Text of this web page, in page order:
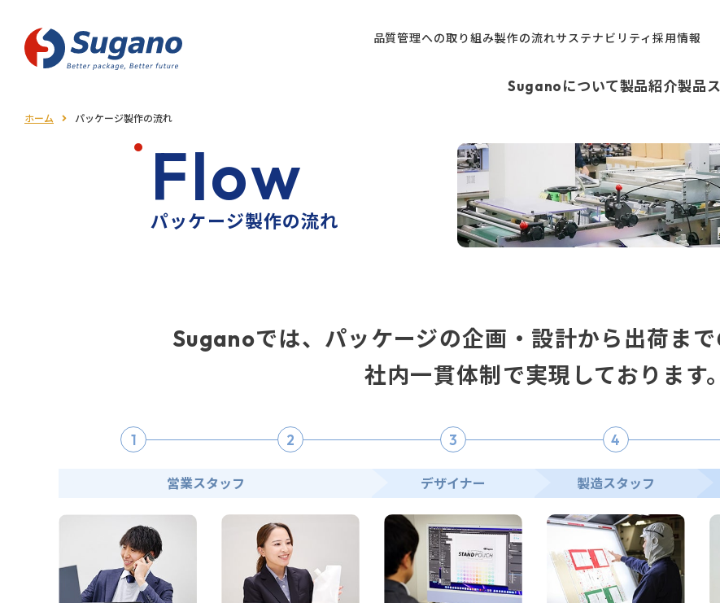
品質管理への取り組み製作の流れサステナビリティ採用情報
Suganoについて製品紹介
シール袋
ィ
製品
プロテインの
パッケージデザイン・製作
お菓子の
パッケージデザイン・製作
ペットフードの
パッケージデザイン・製作
ホーム パッケージ製作の流れ
パッケージ製作の流れ
Flow
Suganoでは、パッケージの企画・設計から出荷まで
社内⼀貫体制 で実現しております。
1
営業スタッフ
2 3
デザイナー
4
製造スタッフ